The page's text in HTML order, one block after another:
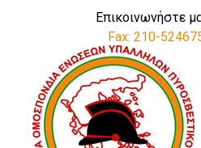
Επικοινωνήστε
Fax: 210-